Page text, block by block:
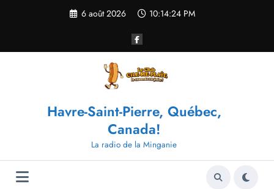
6 août 2026 10:14:24 PM
Havre-Saint-Pierre, Québec,
Canada!
La radio de la Minganie